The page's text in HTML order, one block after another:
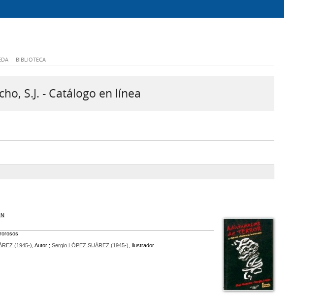
BIBLIOTECA
S.J. - Catálogo en línea
(1945-) , Autor ; Sergio LÓPEZ SUÁREZ (1945-) , Ilustrador